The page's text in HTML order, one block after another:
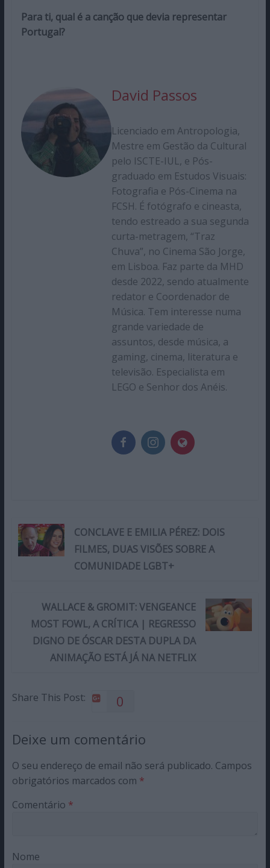
Para ti, qual é a canção que devia representar
Portugal?
David Passos
Licenciado em Antropologia,
Mestre em Gestão da Cultural
pelo ISCTE-IUL, e Pós-
graduado em Estudos Visuais:
Fotografia e Pós-Cinema na
FCSH. É fotógrafo e cineasta,
tendo estreado a sua segunda
curta-metragem, “Traz
Chuva”, no Cinema São Jorge,
em Lisboa. Faz parte da MHD
desde 2022, sendo atualmente
redator e Coordenador de
Música. Tem interesse numa
grande variedade de
assuntos, desde música, a
gaming, cinema, literatura e
televisão. Especialista em
LEGO e Senhor dos Anéis.
CONCLAVE E EMILIA PÉREZ: DOIS
FILMES, DUAS VISÕES SOBRE A
COMUNIDADE LGBT+
WALLACE & GROMIT: VENGEANCE
MOST FOWL, A CRÍTICA | REGRESSO
DIGNO DE ÓSCAR DESTA DUPLA DA
ANIMAÇÃO ESTÁ JÁ NA NETFLIX
Share This Post: 0
Deixe um comentário
O seu endereço de email não será publicado. Campos
obrigatórios marcados com *
Comentário *
Nome